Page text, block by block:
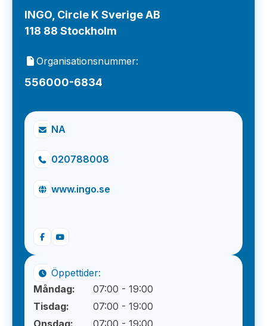
INGO, Circle K Sverige AB
118 88 Stockholm
Organisationsnummer:
556000-6834
NA
020788008
www.ingo.se
Öppettider:
Måndag:
07:00 - 19:00
Tisdag:
07:00 - 19:00
Onsdag:
07:00 - 19:00